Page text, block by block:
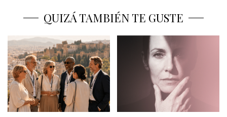
QUIZÁ TAMBIÉN TE GUSTE